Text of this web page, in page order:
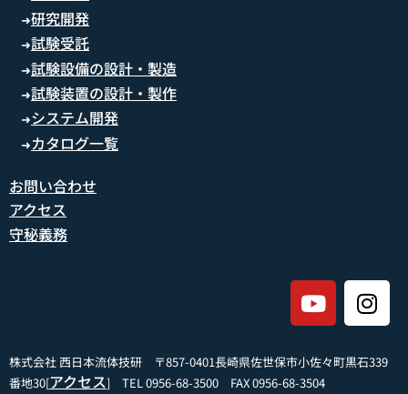
➜研究開発
➜試験受託
➜試験設備の設計・製造
➜試験装置の設計・製作
➜システム開発
➜ カタログ一覧
お問い合わせ
アクセス
守秘義務
株式会社 西日本流体技研 〒857-0401長崎県佐世保市小佐々町黒石339
番地30[アクセス] TEL 0956-68-3500 FAX 0956-68-3504